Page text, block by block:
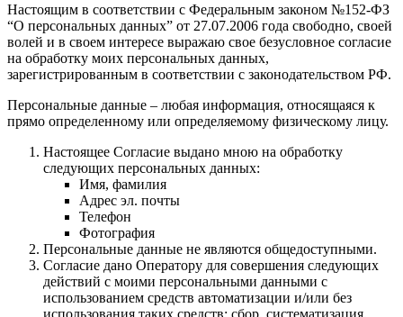
Настоящим в соответствии с Федеральным законом №152-ФЗ
“О персональных данных” от 27.07.2006 года свободно, своей
волей и в своем интересе выражаю свое безусловное согласие
на обработку моих персональных данных,
зарегистрированным в соответствии с законодательством РФ.
Персональные данные – любая информация, относящаяся к
прямо определенному или определяемому физическому лицу.
Настоящее Согласие выдано мною на обработку
следующих персональных данных:
Имя, фамилия
Адрес эл. почты
Телефон
Фотография
Персональные данные не являются общедоступными.
Согласие дано Оператору для совершения следующих
действий с моими персональными данными с
использованием средств автоматизации и/или без
использования таких средств: сбор, систематизация,